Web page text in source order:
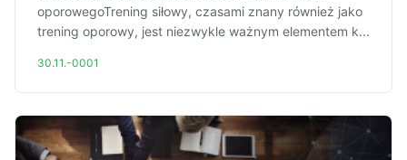
oporowegoTrening siłowy, czasami znany również jako
trening oporowy, jest niezwykle ważnym elementem k...
30.11.-0001